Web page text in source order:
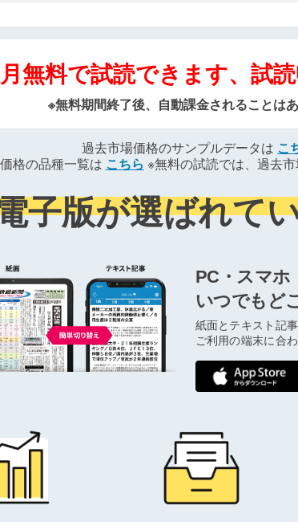
無料で試読できます、試
※無料期間終了後、自動課金されることは
過去市場価格のサンプルデータは こ
格の品種一覧は こちら ※無料の試読では、過去
子版が選ばれて
PC・スマホ
いつでもど
紙面とテキスト記
ご利用の端末に合